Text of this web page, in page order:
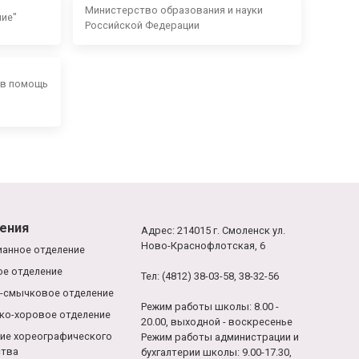
Министерство образования и науки
Российской Федерации
помощь
отделение
отделение
смычковое отделение
хоровое отделение
хореографического
Адрес: 214015 г. Смоленск ул.
Ново-Краснофлотская, 6
Тел: (4812) 38-03-58, 38-32-56
Режим работы школы: 8.00 -
20.00, выходной - воскресенье
Режим работы администрации и
бухгалтерии школы: 9.00-17.30,